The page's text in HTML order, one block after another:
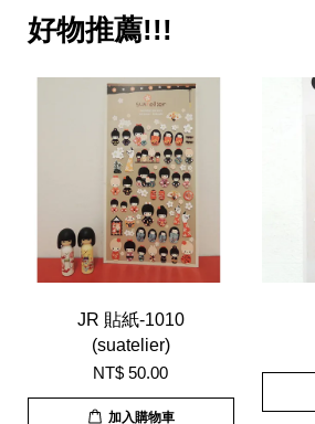
好物推薦!!!
JR 貼紙-1010
(suatelier)
NT$ 50.00
加入購物車